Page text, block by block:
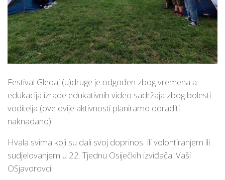
Festival Gledaj (u)druge je odgođen zbog vremena a
edukacija izrade edukativnih video sadržaja zbog bolesti
voditelja (ove dvije aktivnosti planiramo odraditi
naknadano).
Hvala svima koji su dali svoj doprinos ili volontiranjem ili
sudjelovanjem u 22. Tjednu Osiječkih izviđača. Vaši
OSjavorovci!